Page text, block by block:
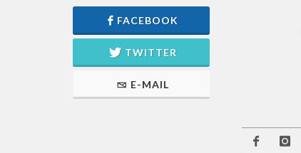
FACEBOOK
TWITTER
E-MAIL